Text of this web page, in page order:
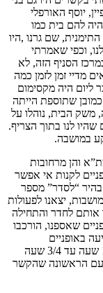
יוסף האורפלי
להם בית כמו
שם גרנו ,היו
וכפי שאמרתי
הסניף הזה, לא
מדיי זמן לזמן כמה
ליום היה מקסימום
כמובן שתוספת הייתה
משק הבית, נוהלו על
לנו בתוך הצריף.
במושבה.
והן מרחובות
לקנות אי אפשר
“לסדר” מספר
יצאנו לפעולות
אותם לחדר והתחילה
שאספנו, הורכבו
באופניים
לתל-אביב או לכל מושבה אחרת בדרום ארכה 1/2 שעה עד 3/4 שעה
הראשונה שהקשר